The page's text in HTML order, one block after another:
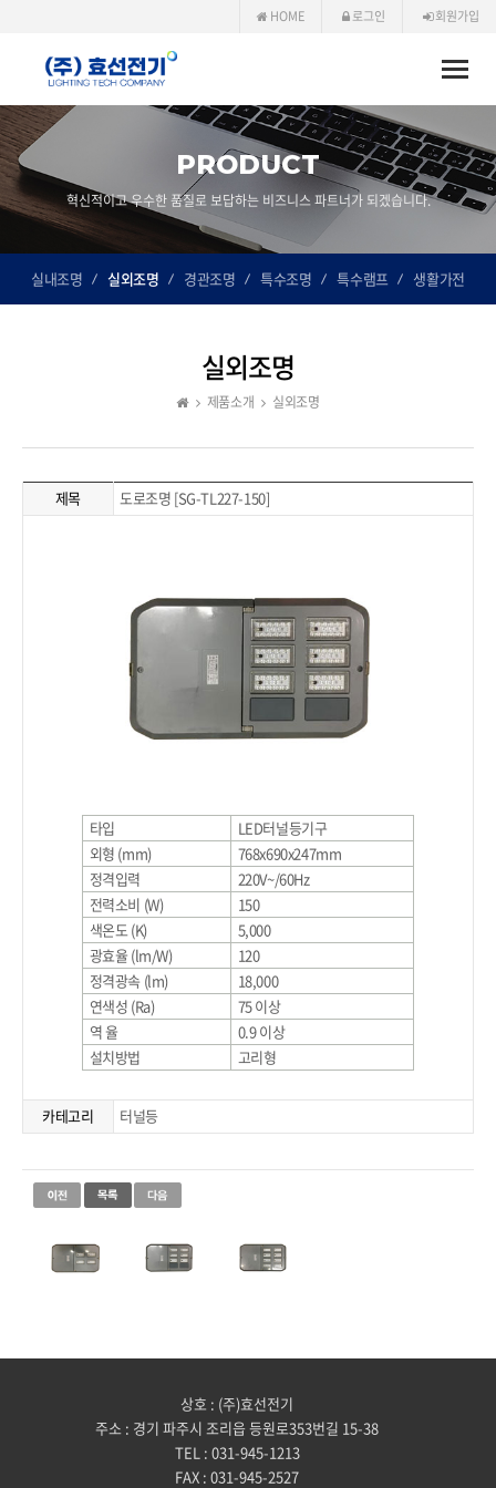
HOME 로그인 회원가입
Toggle
PRODUCT
혁신적이고 우수한 품질로 보답하는 비즈니스 파트너가 되겠습니다.
실내조명 실외조명 경관조명 특수조명 특수램프 생활가전
실외조명
제품소개 실외조명
제목 도로조명 [SG-TL227-150]
타입
LED터널등기구
외형 (mm)
768x690x247mm
정격입력
220V~/60Hz
전력소비 (W)
150
색온도 (K)
5,000
광효율 (lm/W)
120
정격광속 (lm)
18,000
연색성 (Ra)
75 이상
역 율
0.9 이상
설치방법
고리형
카테고리 터널등
상호 : (주)효선전기
주소 : 경기 파주시 조리읍 등원로353번길 15-38
TEL : 031-945-1213
FAX : 031-945-2527